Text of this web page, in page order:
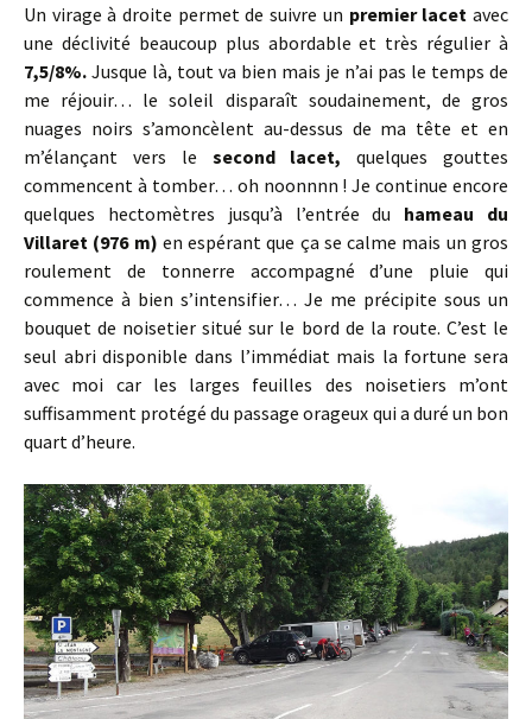
Un virage à droite permet de suivre un premier lacet avec
une déclivité beaucoup plus abordable et très régulier à
7,5/8%. Jusque là, tout va bien mais je n’ai pas le temps de
me réjouir… le soleil disparaît soudainement, de gros
nuages noirs s’amoncèlent au-dessus de ma tête et en
m’élançant vers le second lacet, quelques gouttes
commencent à tomber… oh noonnnn ! Je continue encore
quelques hectomètres jusqu’à l’entrée du hameau du
Villaret (976 m) en espérant que ça se calme mais un gros
roulement de tonnerre accompagné d’une pluie qui
commence à bien s’intensifier… Je me précipite sous un
bouquet de noisetier situé sur le bord de la route. C’est le
seul abri disponible dans l’immédiat mais la fortune sera
avec moi car les larges feuilles des noisetiers m’ont
suffisamment protégé du passage orageux qui a duré un bon
quart d’heure.